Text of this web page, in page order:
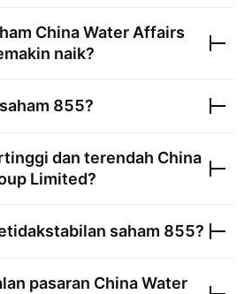
China Water Affairs
naik?
855?
dan terendah China
Limited?
saham 855?
pasaran China Water